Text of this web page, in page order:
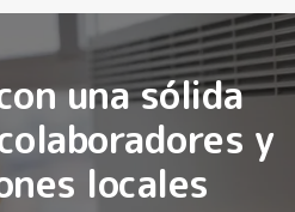
una sólida
y
locales